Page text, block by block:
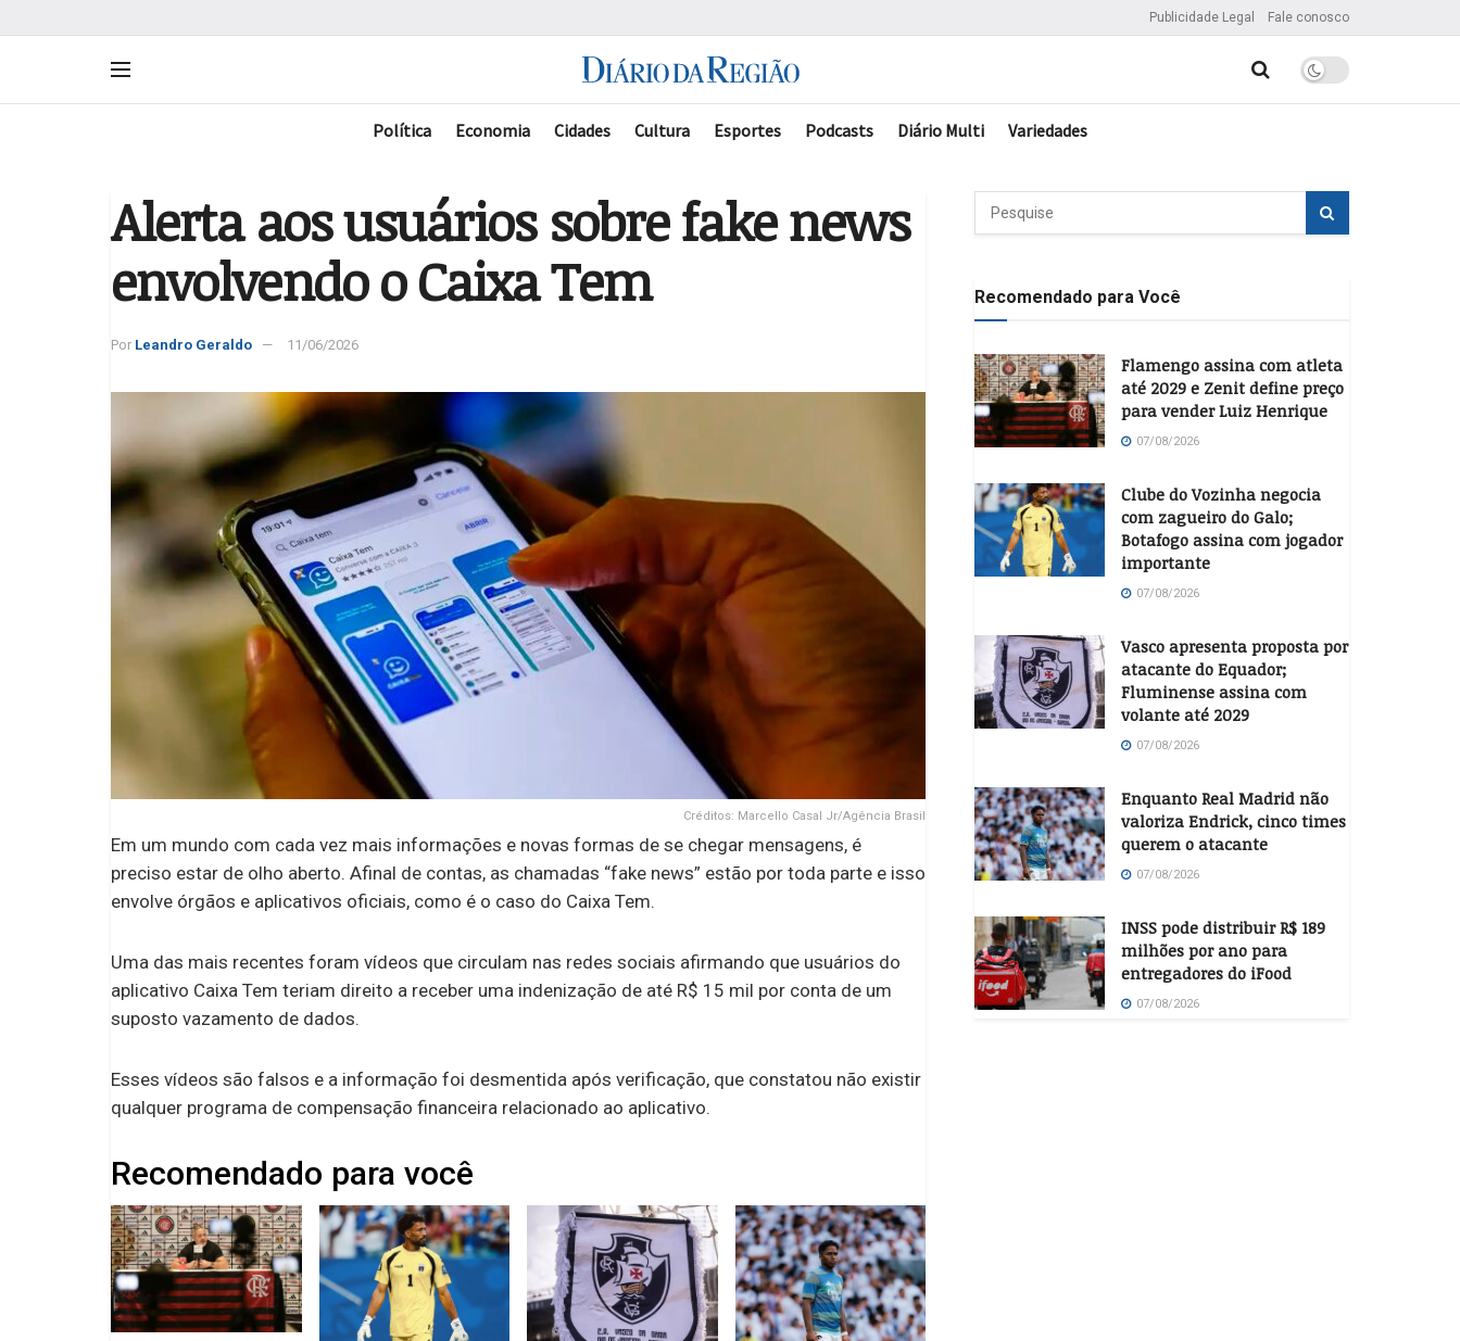
Publicidade Legal Fale conosco
Política Economia Cidades Cultura Esportes Podcasts Diário Multi Variedades
Alerta aos usuários sobre fake news
envolvendo o Caixa Tem
Por Leandro Geraldo 11/06/2026
Créditos: Marcello Casal Jr/Agência Brasil
Em um mundo com cada vez mais informações e novas formas de se chegar mensagens, é
preciso estar de olho aberto. Afinal de contas, as chamadas “fake news” estão por toda parte e isso
envolve órgãos e aplicativos oficiais, como é o caso do Caixa Tem.
Uma das mais recentes foram vídeos que circulam nas redes sociais afirmando que usuários do
aplicativo Caixa Tem teriam direito a receber uma indenização de até R$ 15 mil por conta de um
suposto vazamento de dados.
Esses vídeos são falsos e a informação foi desmentida após verificação, que constatou não existir
qualquer programa de compensação financeira relacionado ao aplicativo.
Recomendado para você
Recomendado para Você
Flamengo assina com atleta
até 2029 e Zenit define preço
para vender Luiz Henrique
07/08/2026
Clube do Vozinha negocia
com zagueiro do Galo;
Botafogo assina com jogador
importante
07/08/2026
Vasco apresenta proposta por
atacante do Equador;
Fluminense assina com
volante até 2029
07/08/2026
Enquanto Real Madrid não
valoriza Endrick, cinco times
querem o atacante
07/08/2026
INSS pode distribuir R$ 189
milhões por ano para
entregadores do iFood
07/08/2026